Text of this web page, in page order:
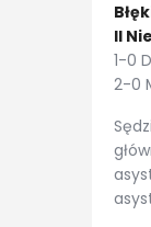
II
1-0
2-0